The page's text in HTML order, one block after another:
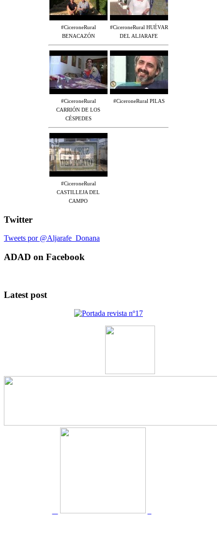
#CiceroneRural
BENACAZÓN
#CiceroneRural HUÉVAR
DEL ALJARAFE
#CiceroneRural
CARRIÓN DE LOS
CÉSPEDES
#CiceroneRural PILAS
#CiceroneRural
CASTILLEJA DEL
CAMPO
Twitter
Tweets por @Aljarafe_Donana
ADAD on Facebook
Latest post